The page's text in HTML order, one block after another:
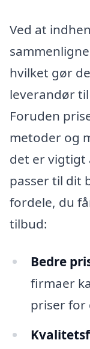
Ved at
hvilket gør
leverandør
Foruden
metoder og
det er vigtigt
passer til dit
fordele, du
tilbud:
Bedre
firmaer
priser for